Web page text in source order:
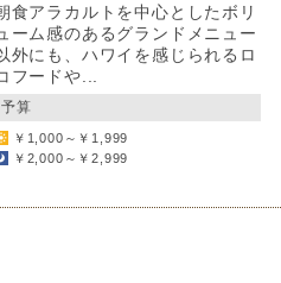
食アラカルトを中心としたボリ
ーム感のあるグランドメニュー
外にも、ハワイを感じられるロ
フードや...
予算
￥1,000～￥1,999
￥2,000～￥2,999